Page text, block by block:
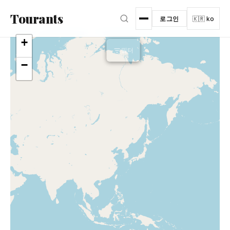
Tourants 로그인 🇰🇷 ko
+
−
필터
더 많은 필터▾